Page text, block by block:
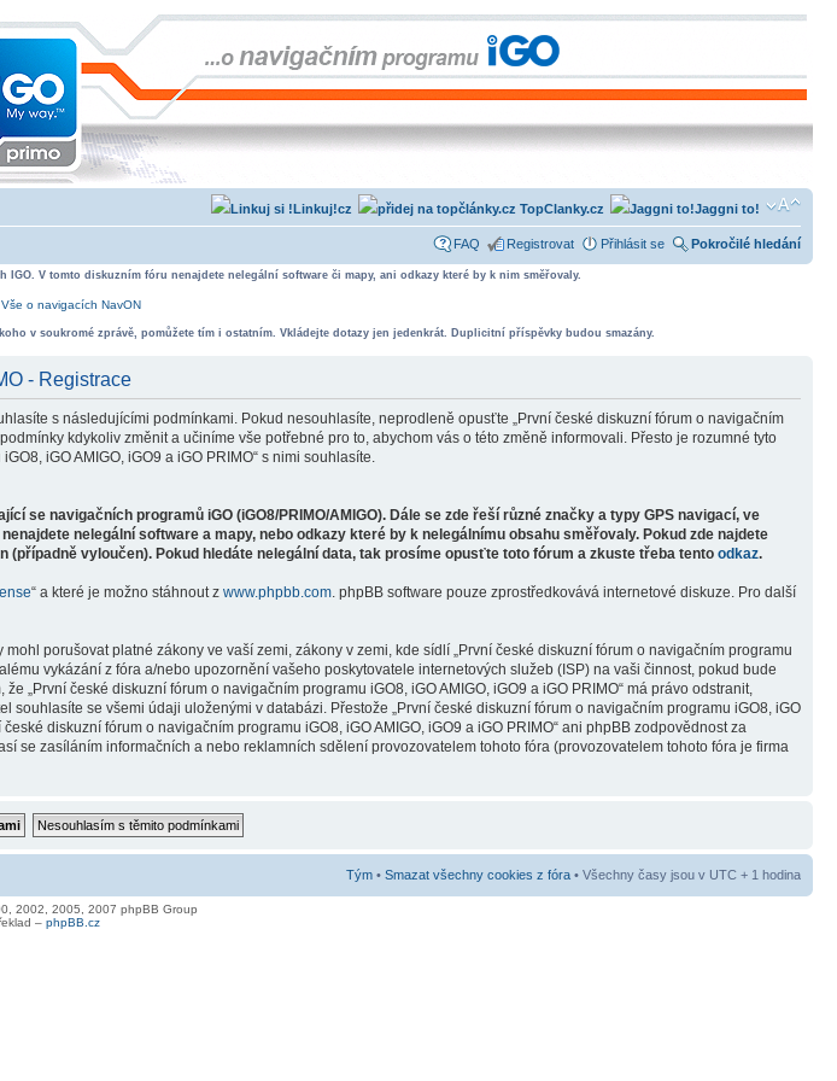
Jaggni to!
TopClanky.cz
Linkuj!cz
FAQ Registrovat Přihlásit se Pokročilé hledání
V tomto diskuzním fóru nenajdete nelegální software či mapy, ani odkazy které by k nim směřovaly.
o navigacích NavON
v soukromé zprávě, pomůžete tím i ostatním. Vkládejte dotazy jen jedenkrát. Duplicitní příspěvky budou smazány.
- Registrace
s následujícími podmínkami. Pokud nesouhlasíte, neprodleně opusťte „První české diskuzní fórum o navigačním
kdykoliv změnit a učiníme vše potřebné pro to, abychom vás o této změně informovali. Přesto je rozumné tyto
iGO AMIGO, iGO9 a iGO PRIMO“ s nimi souhlasíte.
se navigačních programů iGO (iGO8/PRIMO/AMIGO). Dále se zde řeší různé značky a typy GPS navigací, ve
nelegální software a mapy, nebo odkazy které by k nelegálnímu obsahu směřovaly. Pokud zde najdete
vyloučen). Pokud hledáte nelegální data, tak prosíme opusťte toto fórum a zkuste třeba tento odkaz.
“ a které je možno stáhnout z www.phpbb.com. phpBB software pouze zprostředkovává internetové diskuze. Pro další
porušovat platné zákony ve vaší zemi, zákony v zemi, kde sídlí „První české diskuzní fórum o navigačním programu
vykázání z fóra a/nebo upozornění vašeho poskytovatele internetových služeb (ISP) na vaši činnost, pokud bude
české diskuzní fórum o navigačním programu iGO8, iGO AMIGO, iGO9 a iGO PRIMO“ má právo odstranit,
se všemi údaji uloženými v databázi. Přestože „První české diskuzní fórum o navigačním programu iGO8, iGO
diskuzní fórum o navigačním programu iGO8, iGO AMIGO, iGO9 a iGO PRIMO“ ani phpBB zodpovědnost za
se zasíláním informačních a nebo reklamních sdělení provozovatelem tohoto fóra (provozovatelem tohoto fóra je firma
Tým • Smazat všechny cookies z fóra • Všechny časy jsou v UTC + 1 hodina
2002, 2005, 2007 phpBB Group
– phpBB.cz